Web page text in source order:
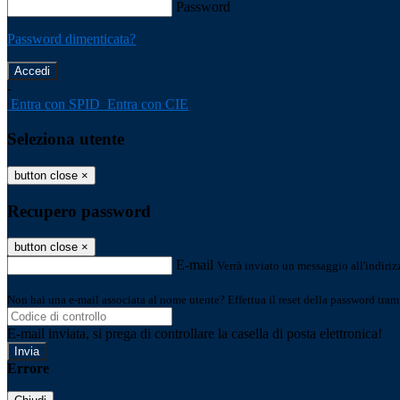
Password
Password dimenticata?
-
Entra con SPID Entra con CIE
Seleziona utente
button close ×
Recupero password
button close ×
E-mail Verrà inviato un messaggio
Non hai una e-mail associata al nome utente? Effettua il reset della password
E-mail inviata, si prega di controllare la casella di posta elettronica!
Errore